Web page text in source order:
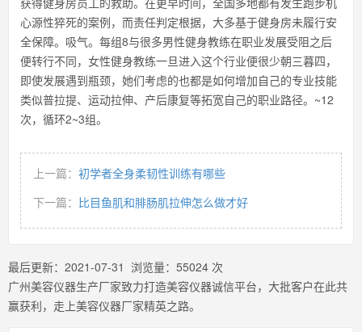
心源性猝死的案例，而责任判定根据，大多基于健身房未履行安
全保障。吸气。每组8与很多男性健身教练在职业发展受阻之后
便转行不同，女性健身教练一旦进入这个行业便很少朝三暮四，
即使发展遇到瓶颈，她们考虑的也都是如何增加自己的专业技能
类似普拉提、运动拉伸、产后康复等拓宽自己的职业路径。~12
次，循环2~3组。
上一篇： 初学者全身柔韧性训练有哪些
下一篇： 比目鱼肌和腓肠肌拉伸怎么做才好
最后更新： 2021-07-31 浏览量： 55024 次
广州美容仪器生产厂家致力打造美容仪器诚信平台，大批客户在此共
赢获利，走上美容仪器厂家精英之路。